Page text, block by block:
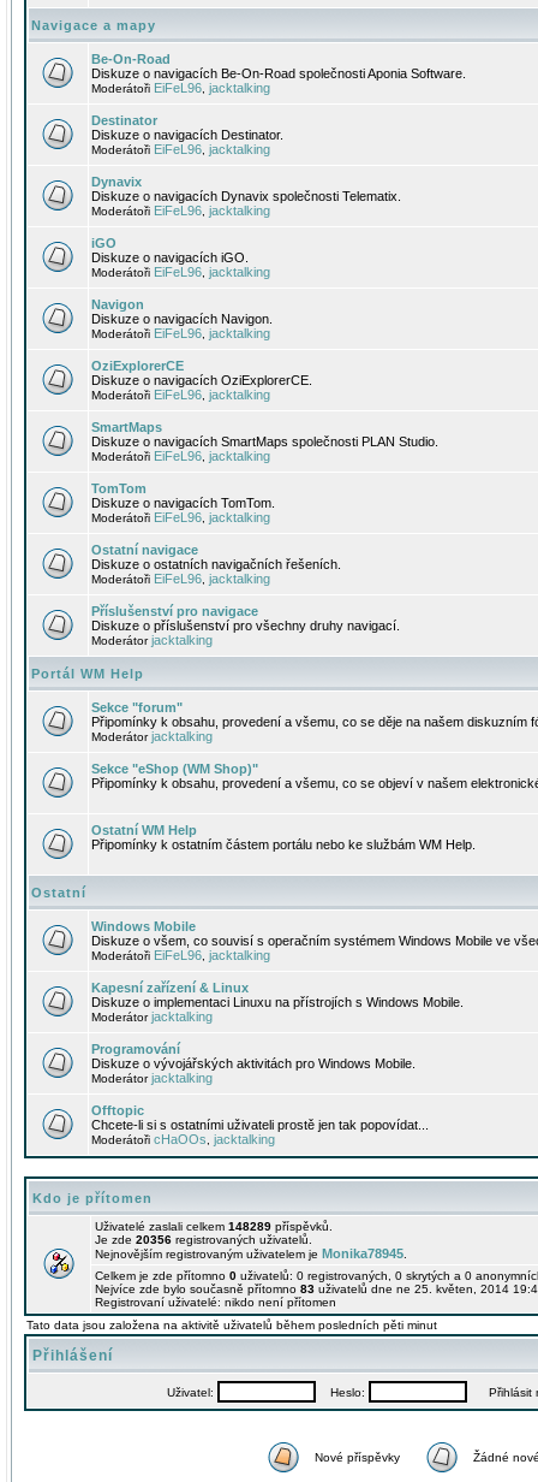
Navigace a mapy
Be-On-Road
Diskuze o navigacích Be-On-Road společnosti Aponia Software.
Moderátoři EiFeL96 jacktalking
Destinator
Diskuze o navigacích Destinator.
Moderátoři EiFeL96 jacktalking
Dynavix
Diskuze o navigacích Dynavix společnosti Telematix.
Moderátoři EiFeL96 jacktalking
iGO
Diskuze o navigacích iGO.
Moderátoři EiFeL96 jacktalking
Navigon
Diskuze o navigacích Navigon.
Moderátoři EiFeL96 jacktalking
OziExplorerCE
Diskuze o navigacích OziExplorerCE.
Moderátoři EiFeL96 jacktalking
SmartMaps
Diskuze o navigacích SmartMaps společnosti PLAN Studio.
Moderátoři EiFeL96 jacktalking
TomTom
Diskuze o navigacích TomTom.
Moderátoři EiFeL96 jacktalking
Ostatní navigace
Diskuze o ostatních navigačních řešeních.
Moderátoři EiFeL96 jacktalking
Příslušenství pro navigace
Diskuze o příslušenství pro všechny druhy navigací.
Moderátorjacktalking
Portál WM Help
Sekce "forum"
Připomínky k obsahu, provedení a všemu, co se děje na našem diskuzním
Moderátorjacktalking
Sekce "eShop (WM Shop)"
Připomínky k obsahu, provedení a všemu, co se objeví v našem
Ostatní WM Help
Připomínky k ostatním částem portálu nebo ke službám WM Help.
Ostatní
Windows Mobile
Diskuze o všem, co souvisí s operačním systémem Windows Mobile ve
Moderátoři EiFeL96 jacktalking
Kapesní zařízení & Linux
Diskuze o implementaci Linuxu na přístrojích s Windows Mobile.
Moderátorjacktalking
Programování
Diskuze o vývojářských aktivitách pro Windows Mobile.
Moderátorjacktalking
Offtopic
Chcete-li si s ostatními uživateli prostě jen tak popovídat...
Moderátoři cHaOOs jacktalking
Kdo je přítomen
Uživatelé zaslali celkem 148289 příspěvků.
Je zde 20356 registrovaných uživatelů.
Nejnovějším registrovaným uživatelem je Monika78945
Celkem je zde přítomno 0 uživatelů: 0 registrovaných, 0 skrytých a 0
Nejvíce zde bylo současně přítomno 83 uživatelů dne ne 25. květen, 2014
Registrovaní uživatelé: nikdo není přítomen
Tato data jsou založena na aktivitě uživatelů během posledních pěti minut
Přihlášení
Uživatel: Heslo: Přihlásit
Nové příspěvky Žádné